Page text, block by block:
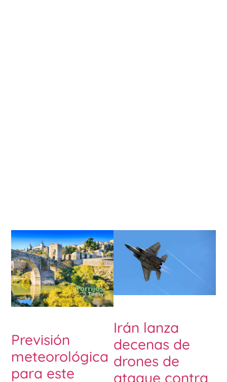
Previsión
meteorológica
para este
Irán lanza
decenas de
drones de
ataque contra